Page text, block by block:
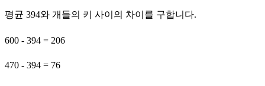
평균 394와 개들의 키 사이의 차이를 구합니다.
600 - 394 = 206
470 - 394 = 76